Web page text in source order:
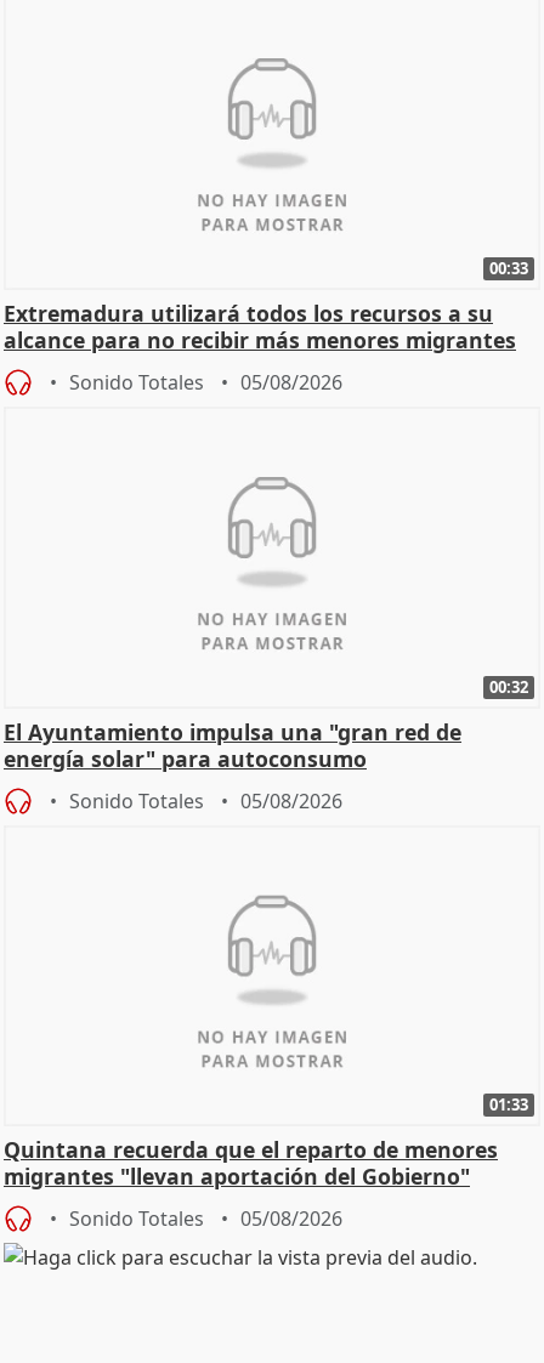
00:33
Extremadura utilizará todos los recursos a su
alcance para no recibir más menores migrantes
Sonido Totales 05/08/2026
00:32
El Ayuntamiento impulsa una "gran red de
energía solar" para autoconsumo
Sonido Totales 05/08/2026
01:33
Quintana recuerda que el reparto de menores
migrantes "llevan aportación del Gobierno"
central
Sonido Totales 05/08/2026